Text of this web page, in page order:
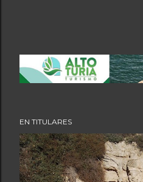
EN TITULARES